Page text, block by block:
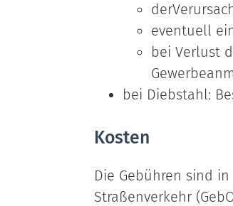
eventuell
bei Verlust
bei Diebstahl:
Kosten
Die Gebühren sind
Straßenverkehr